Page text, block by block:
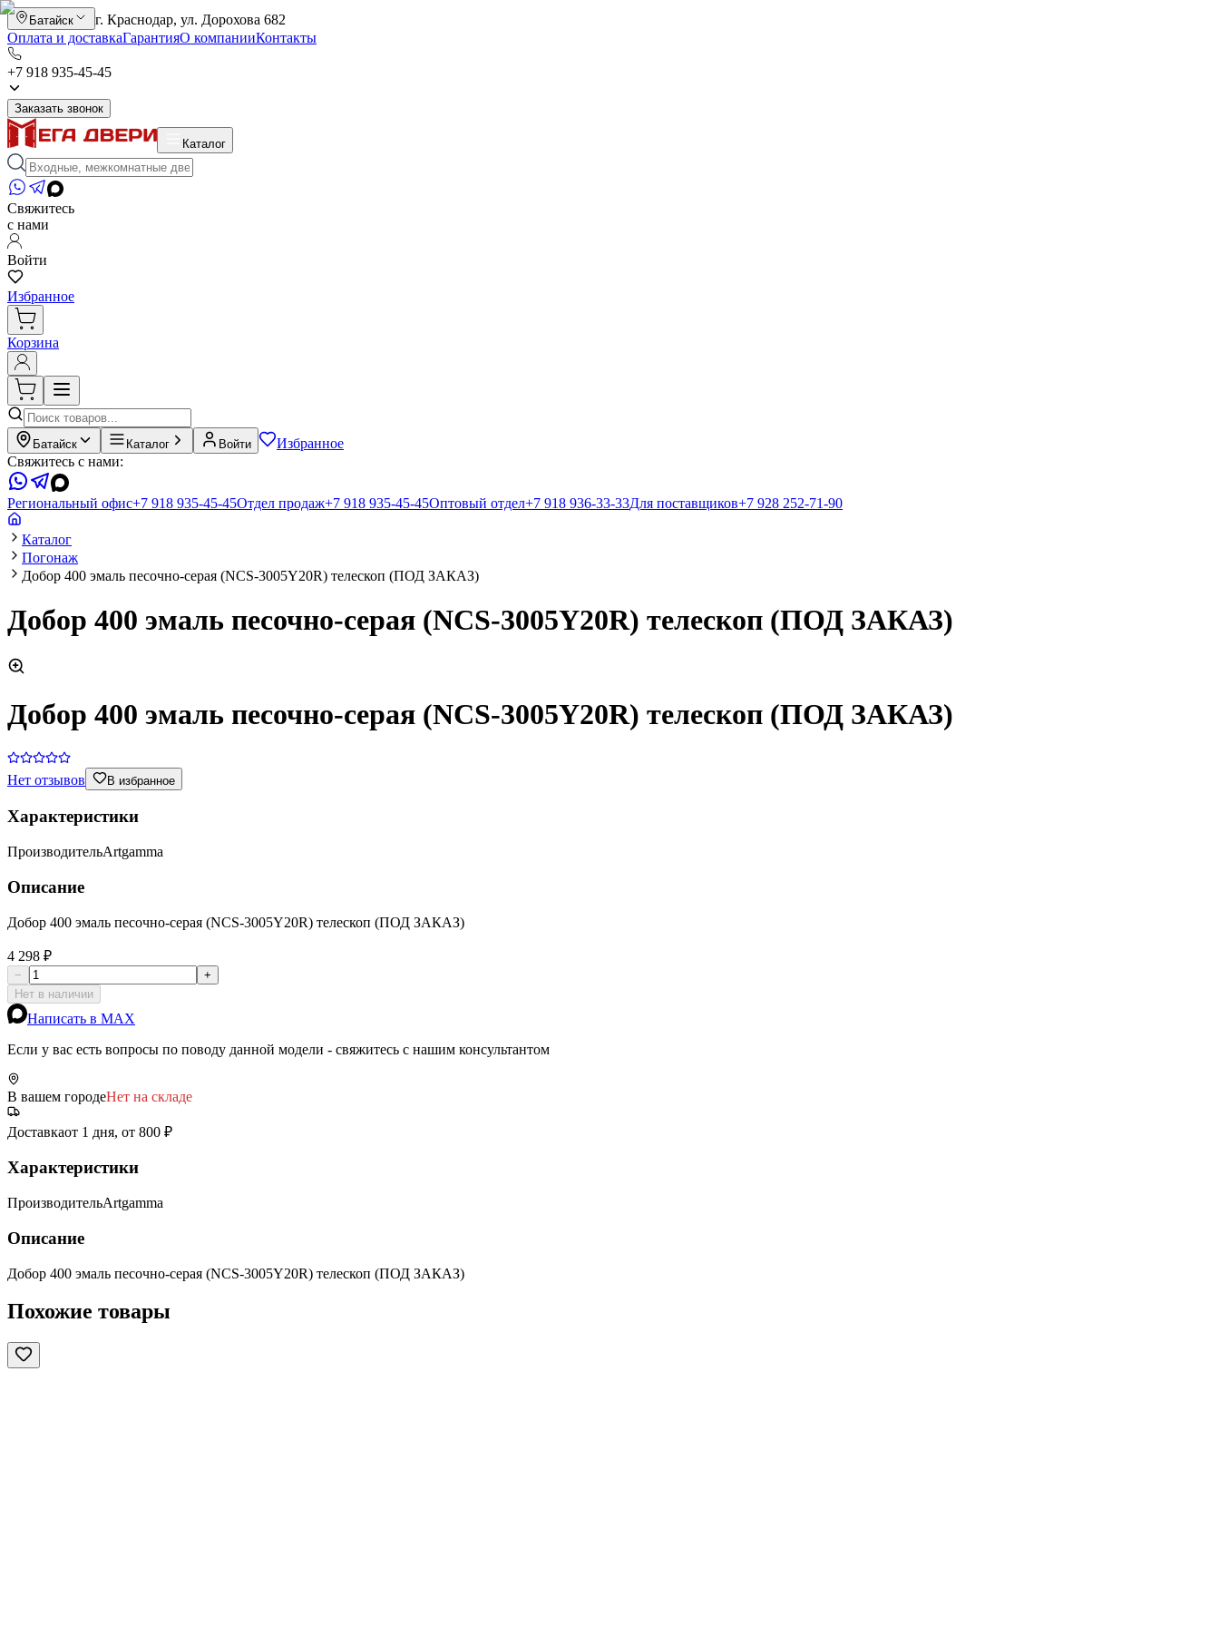
Батайск
г. Краснодар, ул. Дорохова 682
Оплата и доставкаГарантияО компанииКонтакты
+7 918 935-45-45
Заказать звонок
Каталог
Свяжитесь
с нами
Войти
Избранное
Корзина
Батайск Каталог Войти
Избранное
Свяжитесь с нами:
Региональный офис+7 918 935-45-45Отдел продаж+7 918 935-45-45Оптовый отдел+7 918 936-33-33Для поставщиков+7 928 252-71-90
Каталог
Погонаж
Добор 400 эмаль песочно-серая (NCS-3005Y20R) телескоп (ПОД ЗАКАЗ)
Добор 400 эмаль песочно-серая (NCS-3005Y20R) телескоп (ПОД ЗАКАЗ)
Добор 400 эмаль песочно-серая (NCS-3005Y20R) телескоп (ПОД ЗАКАЗ)
Нет отзывов В избранное
Характеристики
ПроизводительArtgamma
Описание
Добор 400 эмаль песочно-серая (NCS-3005Y20R) телескоп (ПОД ЗАКАЗ)
4 298 ₽
−
+
Нет в наличии
Написать в MAX
Если у вас есть вопросы по поводу данной модели - свяжитесь с нашим консультантом
В вашем городеНет на складе
Доставкаот 1 дня, от 800 ₽
Характеристики
ПроизводительArtgamma
Описание
Добор 400 эмаль песочно-серая (NCS-3005Y20R) телескоп (ПОД ЗАКАЗ)
Похожие товары